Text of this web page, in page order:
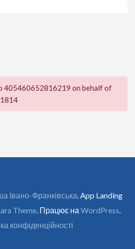
405460652816219 on behalf of
Івано-Франківська . App Landing
Theme . Працює на WordPress
конфіденційності